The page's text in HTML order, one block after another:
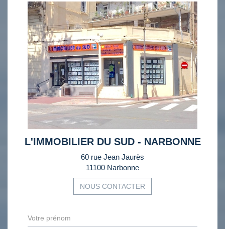
L'IMMOBILIER DU SUD - NARBONNE
60 rue Jean Jaurès
11100 Narbonne
NOUS CONTACTER